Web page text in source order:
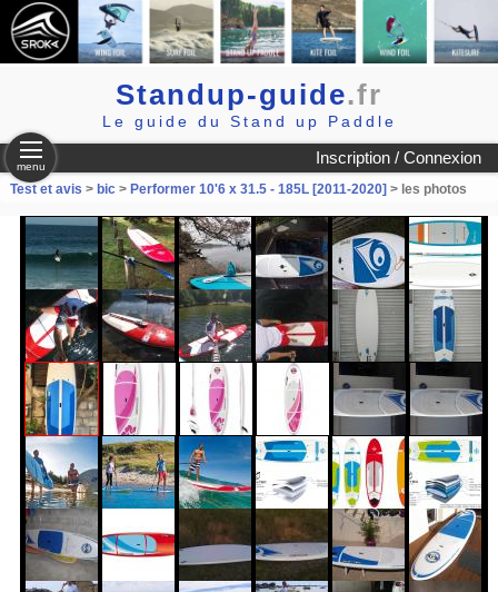
Standup-guide.fr
Le guide du Stand up Paddle
Inscription / Connexion
menu
Test et avis > bic> Performer 10'6 x 31.5 - 185L [2011-2020] > les photos